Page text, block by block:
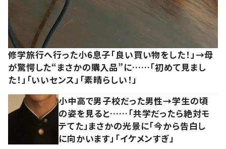
修学旅行へ行った小6息子「良い買い物をした！」→母
が驚愕した“まさかの購入品”に……「初めて見まし
た！」「いいセンス」「素晴らしい！」
小中高で男子校だった男性→学生の頃
の姿を見ると……「共学だったら絶対モ
テてた」まさかの光景に「今から告白し
に向かいます」「イケメンすぎ」